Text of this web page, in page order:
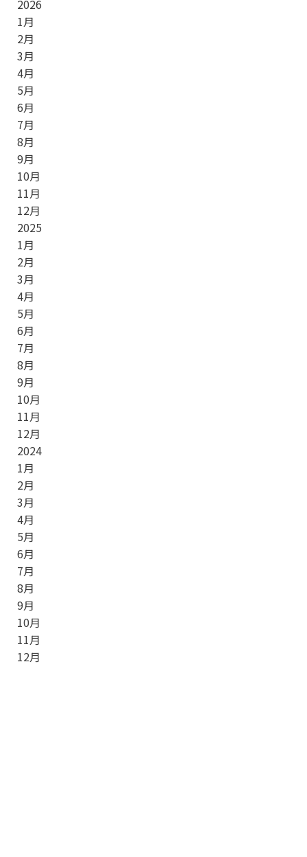
2026
1月
2月
3月
4月
5月
6月
7月
8月
9月
10月
11月
12月
2025
1月
2月
3月
4月
5月
6月
7月
8月
9月
10月
11月
12月
2024
1月
2月
3月
4月
5月
6月
7月
8月
9月
10月
11月
12月